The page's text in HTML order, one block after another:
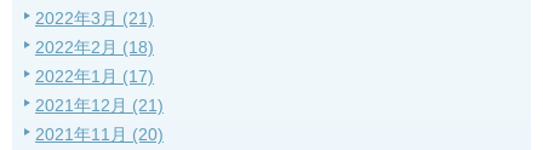
2022年3月 (21)
2022年2月 (18)
2022年1月 (17)
2021年12月 (21)
2021年11月 (20)